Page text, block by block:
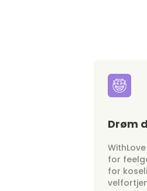
Drøm
for
for